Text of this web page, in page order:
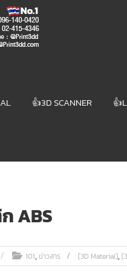
👍3D SCANNER
ABS
101,ข่าวสาร [3D Material],